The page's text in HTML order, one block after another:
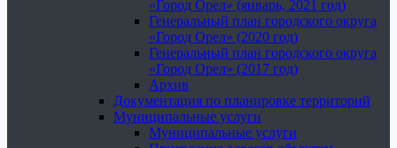
«Город Орел» (январь, 2021 год)
Генеральный план городского округа
«Город Орел» (2020 год)
Генеральный план городского округа
«Город Орел» (2017 год)
Архив
Документация по планировке территорий
Муниципальные услуги
Муниципальные услуги